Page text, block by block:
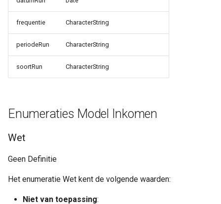
frequentie CharacterString
periodeRun CharacterString
soortRun CharacterString
Enumeraties Model Inkomen
Wet
Geen Definitie
Het enumeratie Wet kent de volgende waarden:
Niet van toepassing: